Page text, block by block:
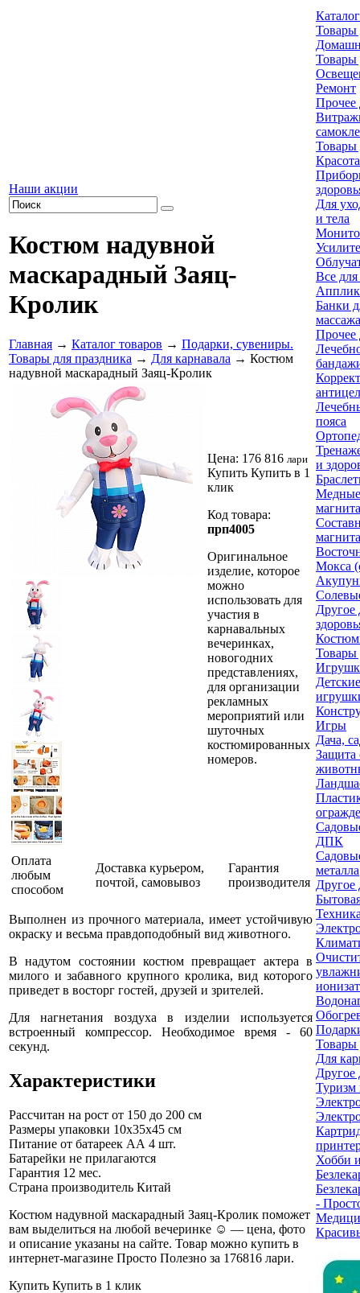
Наши акции
Костюм надувной
маскарадный Заяц-
Кролик
Главная → Каталог товаров → Подарки, сувениры.
Товары для праздника → Для карнавала → Костюм
надувной маскарадный Заяц-Кролик
Цена: 176 816 лари
Купить Купить в 1
клик
Код товара:
прп4005
Оригинальное
изделие, которое
можно
использовать для
участия в
карнавальных
вечеринках,
новогодних
представлениях,
для организации
рекламных
мероприятий или
шуточных
костюмированных
номеров.
Оплата
любым
способом
Доставка курьером,
почтой, самовывоз
Гарантия
производителя
Выполнен из прочного материала, имеет устойчивую
окраску и весьма правдоподобный вид животного.
В надутом состоянии костюм превращает актера в
милого и забавного крупного кролика, вид которого
приведет в восторг гостей, друзей и зрителей.
Для нагнетания воздуха в изделии используется
встроенный компрессор. Необходимое время - 60
секунд.
Характеристики
Рассчитан на рост от 150 до 200 см
Размеры упаковки 10x35x45 см
Питание от батареек АА 4 шт.
Батарейки не прилагаются
Гарантия 12 мес.
Страна производитель Китай
Костюм надувной маскарадный Заяц-Кролик поможет
вам выделиться на любой вечеринке ☺ — цена, фото
и описание указаны на сайте. Товар можно купить в
интернет-магазине Просто Полезно за 176816 лари.
Купить Купить в 1 клик
Товары
Товары
Ремонт
Прочее
Товары
Для
и тела
Все
Банки
массажа
Прочее
пояса
и
Медные
Мокса
Другое
Товары
Игры
Дача,
Защита
ДПК
металла
Другое
Товары
Для
Другое
Туризм
Хобби
-